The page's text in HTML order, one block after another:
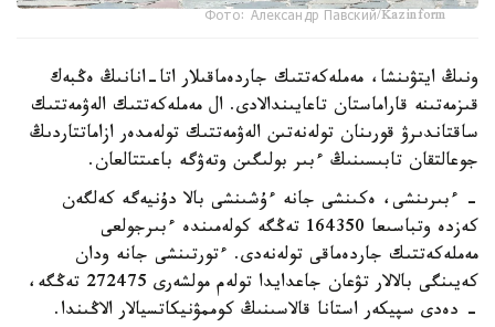
Фото: Александр Павский/Kazinform
ونىڭ ايتۋىنشا، مەملەكەتتىك جاردەماقىلار اتا-انانىڭ ەڭبەك
قىزمەتىنە قاراماستان تاعايىندالادى. ال مەملەكەتتىك الەۋمەتتىك
ساقتاندىرۋ قورىنان تولەنەتىن الەۋمەتتىك تولەمدەر ازاماتتاردىڭ
جوعالتقان تابىسىنىڭ ءبىر بولىگىن وتەۋگە باعىتتالعان.
- ءبىرىنشى، ەكىنشى جانە ءۇشىنشى بالا دۇنيەگە كەلگەن
كەزدە وتباسىعا 164350 تەڭگە كولەمىندە ءبىرجولعى
مەملەكەتتىك جاردەماقى تولەنەدى. ءتورتىنشى جانە ودان
كەيىنگى بالالار تۋعان جاعدايدا تولەم مولشەرى 272475 تەڭگە،
- دەدى سپيكەر استانا قالاسىنىڭ كوممۋنيكاتسيالار الاڭىندا.